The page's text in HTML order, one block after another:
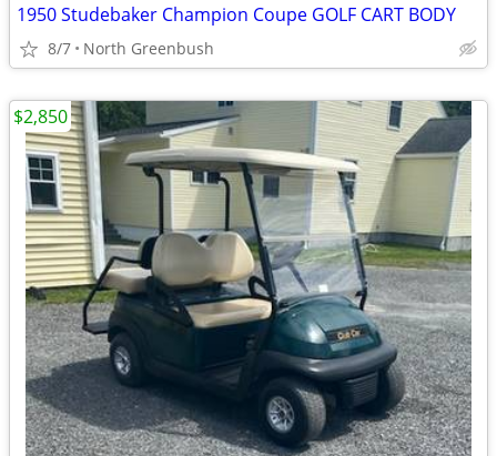
1950 Studebaker Champion Coupe GOLF CART BODY
8/7 North Greenbush
$2,850